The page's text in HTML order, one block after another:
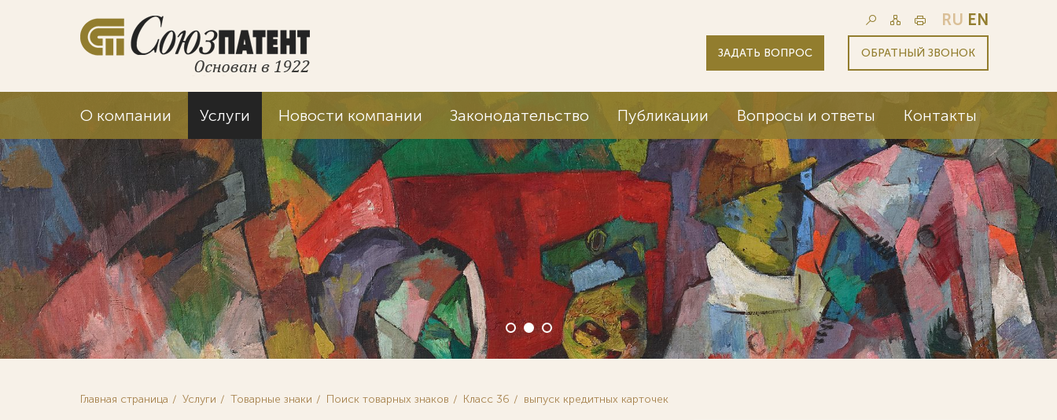
RU EN
ЗАДАТЬ ВОПРОС ОБРАТНЫЙ ЗВОНОК
О компании Услуги Новости компании Законодательство Публикации Вопросы и ответы Контакты
Главная страница Услуги Товарные знаки Поиск товарных знаков Класс 36 выпуск кредитных карточек